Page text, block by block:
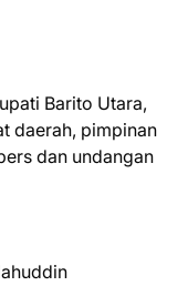
Barito Utara,
daerah, pimpinan
dan undangan